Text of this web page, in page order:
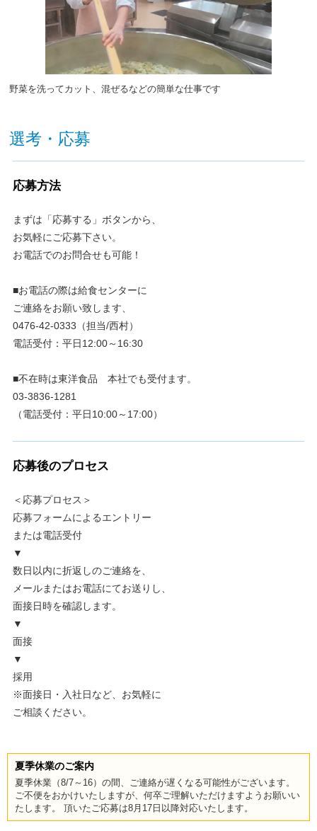
野菜を洗ってカット、混ぜるなどの簡単な仕事です
選考・応募
応募方法
まずは「応募する」ボタンから、
お気軽にご応募下さい。
お電話でのお問合せも可能！
■お電話の際は給食センターに
ご連絡をお願い致します、
0476-42-0333（担当/西村）
電話受付：平日12:00～16:30
■不在時は東洋食品 本社でも受付ます。
03-3836-1281
（電話受付：平日10:00～17:00）
応募後のプロセス
＜応募プロセス＞
応募フォームによるエントリー
または電話受付
▼
数日以内に折返しのご連絡を、
メールまたはお電話にてお送りし、
面接日時を確認します。
▼
面接
▼
採用
※面接日・入社日など、お気軽に
ご相談ください。
夏季休業のご案内
夏季休業（8/7～16）の間、ご連絡が遅くなる可能性がございます。
ご不便をおかけいたしますが、何卒ご理解いただけますようお願いい
たします。 頂いたご応募は8月17日以降対応いたします。